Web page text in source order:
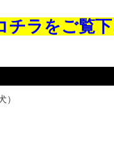
ラをご覧下
）